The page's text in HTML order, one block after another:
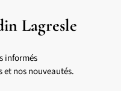
Lagresle
informés
et nos nouveautés.